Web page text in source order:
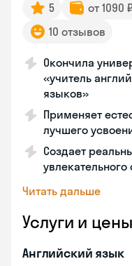
5 от 1090
10 отзывов
Окончила
«учитель
языков»
Применяет
лучшего
Создает
увлекательного
Читать дальше
Услуги и цены
Английский язык